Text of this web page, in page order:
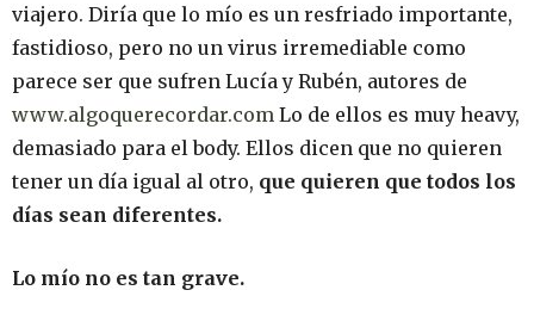
viajero. Diría que lo mío es un resfriado importante,
fastidioso, pero no un virus irremediable como
parece ser que sufren Lucía y Rubén, autores de
www.algoquerecordar.com Lo de ellos es muy heavy,
demasiado para el body. Ellos dicen que no quieren
tener un día igual al otro, que quieren que todos los
días sean diferentes.
Lo mío no es tan grave.